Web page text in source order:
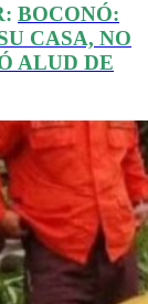
BOCONÓ:
CASA, NO
ALUD DE